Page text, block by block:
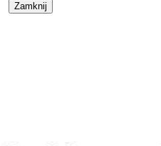
Zamknij